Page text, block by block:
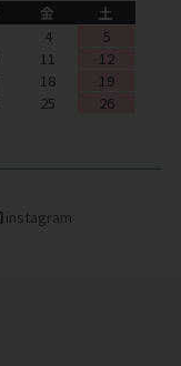
金
土
4
5
11
12
18
19
25
26
instagram